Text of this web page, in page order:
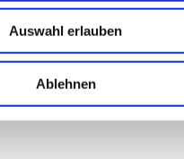
Auswahl erlauben
Ablehnen
in Vorwerk © Poeler
GmbH
1/2